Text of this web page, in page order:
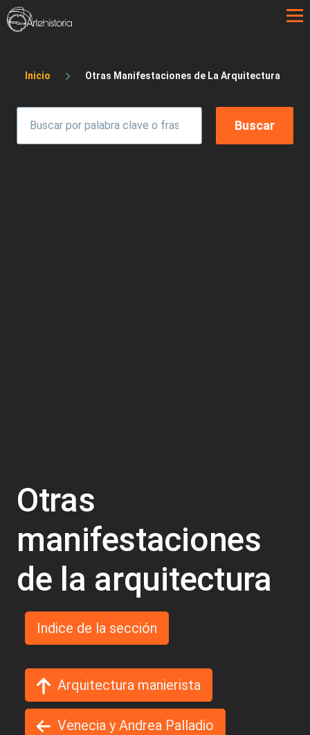
Pasar al contenido principal
Sobrescribir enlaces de ayuda a la
Inicio Otras Manifestaciones de La Arquitectura
Otras
manifestaciones
de la arquitectura
Indice de la sección
Arquitectura manierista
Venecia y Andrea Palladio